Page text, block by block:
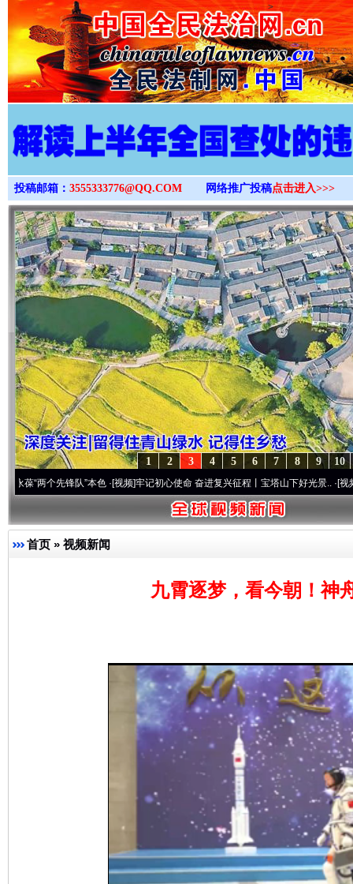
>
投稿邮箱： 3555333776@QQ.COM 网络推广投稿点击进入>>>
10
9
8
7
6
5
4
3
2
1
先锋队”本色·[视频]牢记初心使命 奋进复兴征程丨宝塔山下好光景..·[视频]因党而
首页 » 视频新闻
九霄逐梦，看今朝！神